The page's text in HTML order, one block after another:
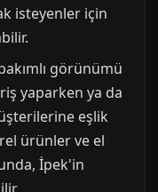
isteyenler için
görünümü
yaparken ya da
eşlik
ürünler ve el
İpek'in